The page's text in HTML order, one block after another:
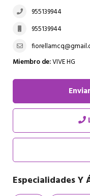
955139944
955139944
Miembro de:VIVE HG
Especialidades Y